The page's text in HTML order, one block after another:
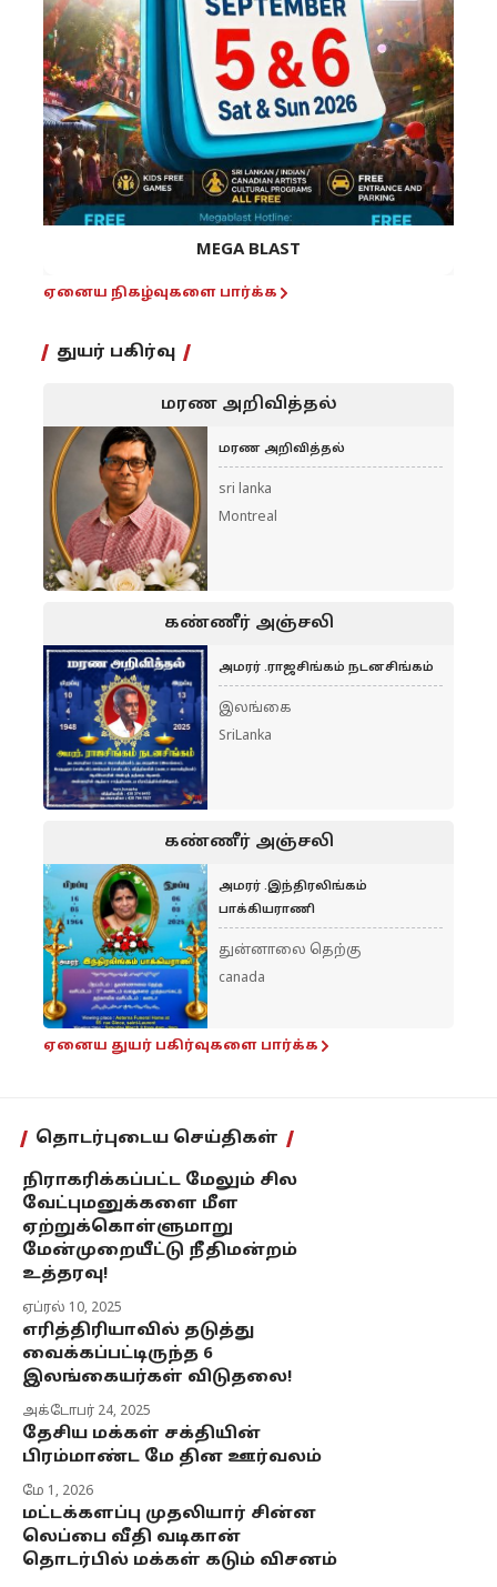
MEGA BLAST
ஏனைய நிகழ்வுகளை பார்க்க
துயர் பகிர்வு
மரண அறிவித்தல்
மரண அறிவித்தல்
sri lanka
Montreal
கண்ணீர் அஞ்சலி
அமரர் .ராஜசிங்கம் நடனசிங்கம்
இலங்கை
SriLanka
கண்ணீர் அஞ்சலி
அமரர் .இந்திரலிங்கம்
பாக்கியராணி
துன்னாலை தெற்கு
canada
ஏனைய துயர் பகிர்வுகளை பார்க்க
தொடர்புடைய செய்திகள்
நிராகரிக்கப்பட்ட மேலும் சில
வேட்புமனுக்களை மீள
ஏற்றுக்கொள்ளுமாறு
மேன்முறையீட்டு நீதிமன்றம்
உத்தரவு!
ஏப்ரல் 10, 2025
எரித்திரியாவில் தடுத்து
வைக்கப்பட்டிருந்த 6
இலங்கையர்கள் விடுதலை!
அக்டோபர் 24, 2025
தேசிய மக்கள் சக்தியின்
பிரம்மாண்ட மே தின ஊர்வலம்
மே 1, 2026
மட்டக்களப்பு முதலியார் சின்ன
லெப்பை வீதி வடிகான்
தொடர்பில் மக்கள் கடும் விசனம்